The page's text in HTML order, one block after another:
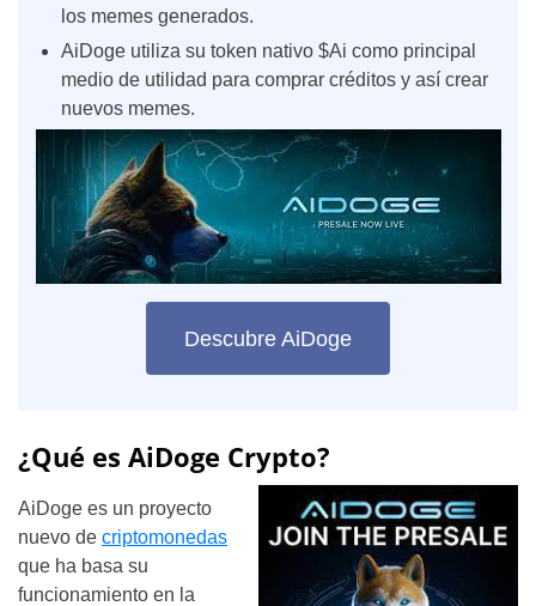
los memes generados.
AiDoge utiliza su token nativo $Ai como principal
medio de utilidad para comprar créditos y así crear
nuevos memes.
Descubre AiDoge
¿Qué es AiDoge Crypto?
AiDoge es un proyecto
nuevo de criptomonedas
que ha basa su
funcionamiento en la